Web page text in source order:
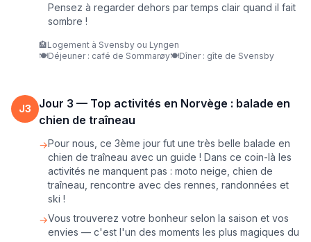
Pensez à regarder dehors par temps clair quand il fait
sombre !
🏨Logement à Svensby ou Lyngen
🍽️Déjeuner : café de Sommarøy🍽️Dîner : gîte de Svensby
J3 Jour 3 — Top activités en Norvège : balade en
chien de traîneau
→Pour nous, ce 3ème jour fut une très belle balade en
chien de traîneau avec un guide ! Dans ce coin-là les
activités ne manquent pas : moto neige, chien de
traîneau, rencontre avec des rennes, randonnées et
ski !
→Vous trouverez votre bonheur selon la saison et vos
envies — c'est l'un des moments les plus magiques du